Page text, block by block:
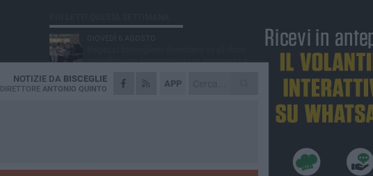
APP
NOTIZIE DA BISCEGLIE
DIRETTORE ANTONIO QUINTO
un'esibizione improvvisata in aeroporto a
MARTEDÌ 4 AGOSTO
Emergenza caldo, il Comune di Bisceglie
Due auto incendiate nella notte in via Dieta